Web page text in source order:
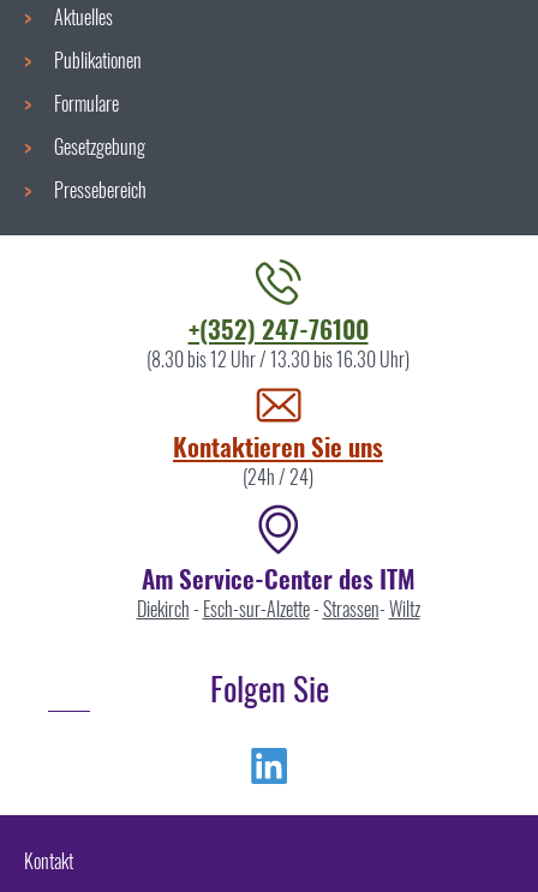
Aktuelles
Publikationen
Formulare
Gesetzgebung
Pressebereich
+(352) 247-76100
(8.30 bis 12 Uhr / 13.30 bis 16.30 Uhr)
Kontaktieren Sie uns
(24h / 24)
Am Service-Center des ITM
Diekirch- Esch-sur-Alzette-Strassen-Wiltz
Folgen Sie
Kontakt